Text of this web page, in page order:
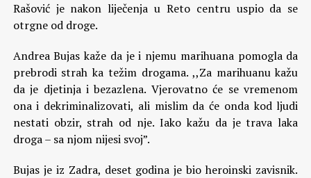
Rašović je nakon liječenja u Reto centru uspio da se
otrgne od droge.
Andrea Bujas kaže da je i njemu marihuana pomogla da
prebrodi strah ka težim drogama. ,,Za marihuanu kažu
da je djetinja i bezazlena. Vjerovatno će se vremenom
ona i dekriminalizovati, ali mislim da će onda kod ljudi
nestati obzir, strah od nje. Iako kažu da je trava laka
droga – sa njom nijesi svoj”.
Bujas je iz Zadra, deset godina je bio heroinski zavisnik.